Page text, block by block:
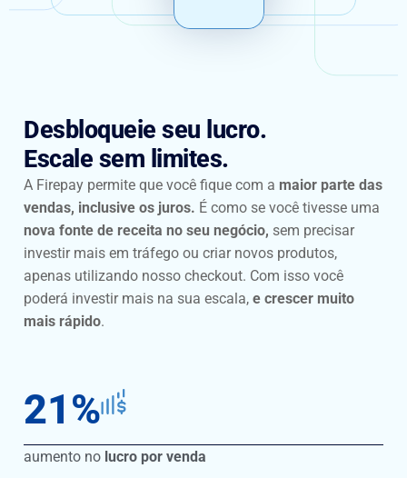
Desbloqueie seu lucro.
Escale sem limites.
A Firepay permite que você fique com a maior parte das
vendas, inclusive os juros. É como se você tivesse uma
nova fonte de receita no seu negócio, sem precisar
investir mais em tráfego ou criar novos produtos,
apenas utilizando nosso checkout. Com isso você
poderá investir mais na sua escala, e crescer muito
mais rápido.
21%
aumento no lucro por venda